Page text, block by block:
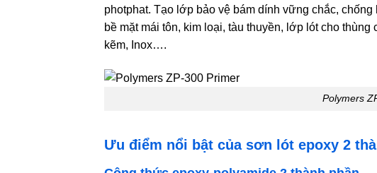
photphat. Tạo lớp bảo vệ bám dính vững chắc,
bề mặt mái tôn, kim loại, tàu thuyền, lớp lót cho
kẽm, Inox….
Polymers
Ưu điểm nổi bật của sơn lót epoxy 2